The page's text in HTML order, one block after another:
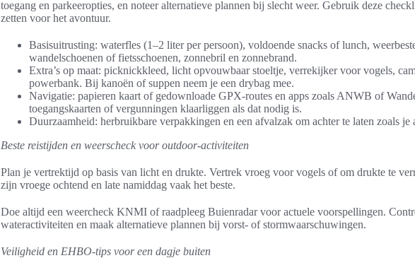
toegang en parkeeropties, en noteer alternatieve plannen bij slecht weer. Gebruik deze
zetten voor het avontuur.
Basisuitrusting: waterfles (1–2 liter per persoon), voldoende snacks of lunch,
wandelschoenen of fietsschoenen, zonnebril en zonnebrand.
Extra’s op maat: picknickkleed, licht opvouwbaar stoeltje, verrekijker voor vogels,
powerbank. Bij kanoën of suppen neem je een drybag mee.
Navigatie: papieren kaart of gedownloade GPX-routes en apps zoals ANWB of
toegangskaarten of vergunningen klaarliggen als dat nodig is.
Duurzaamheid: herbruikbare verpakkingen en een afvalzak om achter te laten zoals je
Beste reistijden en weerscheck voor outdoor-activiteiten
Plan je vertrektijd op basis van licht en drukte. Vertrek vroeg voor vogels of om drukte te
zijn vroege ochtend en late namiddag vaak het beste.
Doe altijd een weercheck KNMI of raadpleeg Buienradar voor actuele voorspellingen.
wateractiviteiten en maak alternatieve plannen bij vorst- of stormwaarschuwingen.
Veiligheid en EHBO-tips voor een dagje buiten